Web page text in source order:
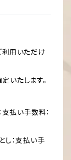
利用いただけ
いたします。
払い手数料：
し：支払い手